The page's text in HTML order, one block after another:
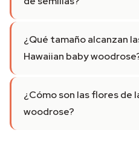
¿Qué tamaño alcanzan
Hawaiian baby
¿Cómo son las flores de
woodrose?